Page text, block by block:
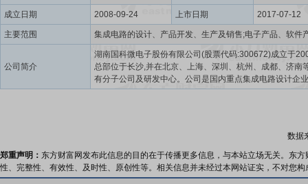
南段9号
成立日期 2008-09-24 上市日期 2017-07-12
主要范围
公司简介
湖南国科微电子股份有限公司(股票代码:300672)成立于
总部位于长沙,并在北京、上海、深圳、杭州、成都、济南
有分子公司及研发中心。公司是国内重点集成电路设计企
知识产权示范企业。国科微长期致力于智慧超高清、智慧
识产权,具备了快速研发及量产SoC芯片能力,已推出了直播
清芯片、4K/8K超高清解码芯片、4K/8K超高清显示芯片、
处理芯片、车载AI芯片等一系列拥有核心自主知识产权的
当前,人工智能迅猛发展,国科微致力于将先进人工智能技术
数据
郑重声明： 东方财富网发布此信息的目的在于传播更多信息，与本站立场无关。东
性、完整性、有效性、及时性、原创性等。相关信息并未经过本网站证实，不对您